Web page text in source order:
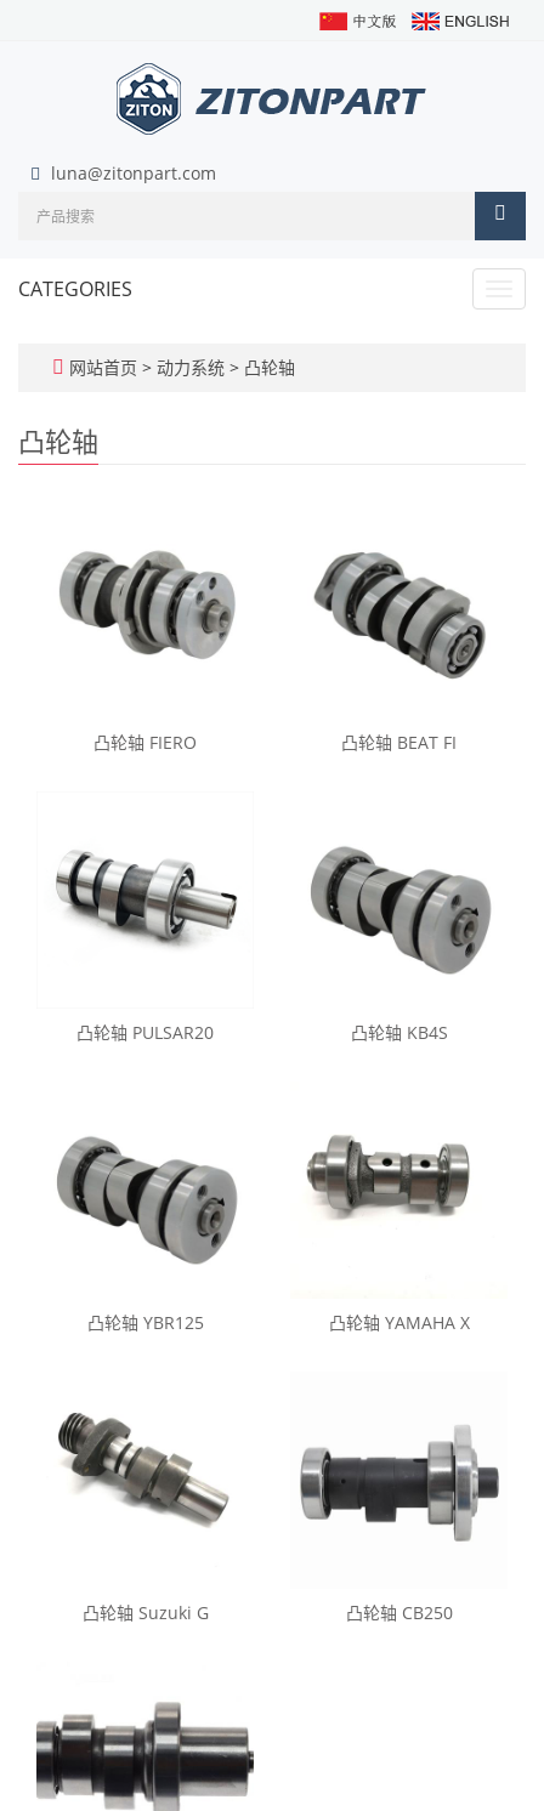
luna@zitonpart.com
CATEGORIES
网站首页 > 动力系统 > 凸轮轴
凸轮轴
凸轮轴 FIERO 凸轮轴 BEAT FI
凸轮轴 PULSAR20 凸轮轴 KB4S
凸轮轴 YBR125 凸轮轴 YAMAHA X
凸轮轴 Suzuki G 凸轮轴 CB250